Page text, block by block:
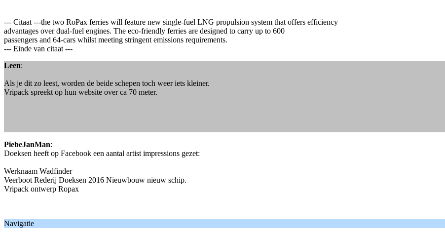
--- Citaat ---the two RoPax ferries will feature new single-fuel LNG propulsion system that offers efficiency
advantages over dual-fuel engines. The eco-friendly ferries are designed to carry up to 600
passengers and 64-cars whilst meeting stringent emissions requirements.
--- Einde van citaat ---
Leen:
Als je dit zo leest, worden de beide schepen toch weer iets kleiner.
Vripack spreekt op hun website over ca 70 meter.
PiebeJanMan:
Doeksen heeft op Facebook een aantal artist impressions gezet:
Werknaam Wadfinder
Veerboot Rederij Doeksen 2016 Nieuwbouw nieuw schip.
Vripack ontwerp Ropax
Navigatie